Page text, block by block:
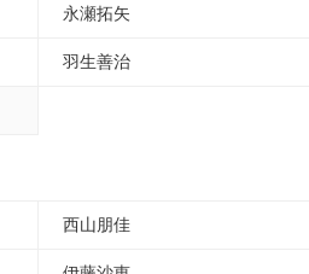
永瀬拓矢
羽生善治
西山朋佳